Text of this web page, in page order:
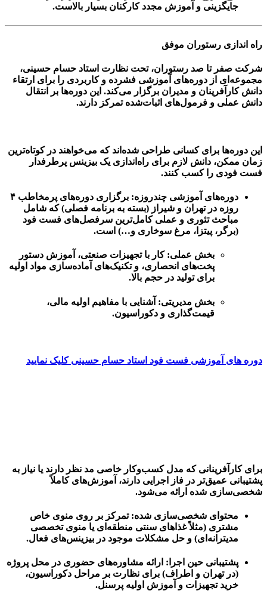
جایگزینی و آموزش مجدد کارکنان بسیار بالاست.
راه اندازی رستوران موفق
شرکت صفر تا صد رستوران، تحت نظارت استاد حسام حسینی،
مجموعه‌ای از دوره‌های آموزشی فشرده و کاربردی را برای ارتقاء
دانش کارآفرینان و مدیران برگزار می‌کند. این دوره‌ها بر انتقال
دانش عملی و فرمول‌های اثبات‌شده تمرکز دارند.
این دوره‌ها برای کسانی طراحی شده‌اند که می‌خواهند در کوتاه‌ترین
زمان ممکن، دانش لازم برای راه‌اندازی یک بیزینس پرطرفدار
فست فودی را کسب کنند.
دوره‌های آموزشی چندروزه:
برگزاری دوره‌های پرمخاطب ۴
روزه در تهران و شیراز (بسته به برنامه فصلی) که شامل
مباحث تئوری و عملی کامل‌ترین سرفصل‌های فست فود
(برگر، پیتزا، مرغ سوخاری و…) است.
بخش عملی: کار با تجهیزات صنعتی، آموزش دستور
پخت‌های انحصاری، و تکنیک‌های آماده‌سازی مواد اولیه
برای تولید در حجم بالا.
بخش مدیریتی: آشنایی با مفاهیم اولیه مالی،
قیمت‌گذاری و دکوراسیون.
دوره های آموزشی فست فود استاد حسام حسینی کلیک نمایید
برای کارآفرینانی که مدل کسب‌وکار خاصی مد نظر دارند یا نیاز به
پشتیبانی عمیق‌تر در فاز اجرایی دارند، آموزش‌های کاملاً
شخصی‌سازی شده ارائه می‌شود.
محتوای شخصی‌سازی شده: تمرکز بر روی منوی خاص
مشتری (مثلاً غذاهای سنتی منطقه‌ای یا منوی تخصصی
مدیترانه‌ای) و حل مشکلات موجود در بیزینس‌های فعال.
پشتیبانی حین اجرا: ارائه مشاوره‌های حضوری در محل پروژه
(در تهران و اطراف) برای نظارت بر مراحل دکوراسیون،
خرید تجهیزات و آموزش اولیه پرسنل.